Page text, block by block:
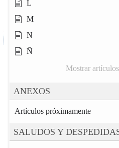
L
M
N
Ñ
Mostrar
ANEXOS
Artículos próximamente
SALUDOS Y